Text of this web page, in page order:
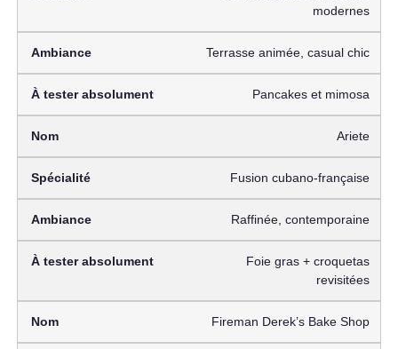
modernes
Terrasse animée, casual chic
Pancakes et mimosa
Ariete
Fusion cubano-française
Raffinée, contemporaine
Foie gras + croquetas
revisitées
Fireman Derek’s Bake Shop